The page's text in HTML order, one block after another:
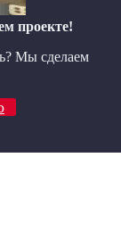
проекте!
Мы сделаем